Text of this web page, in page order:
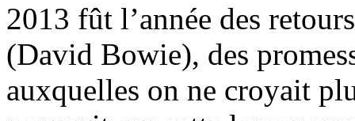
2013 fût l’année des
(David Bowie), des
auxquelles on ne croyait